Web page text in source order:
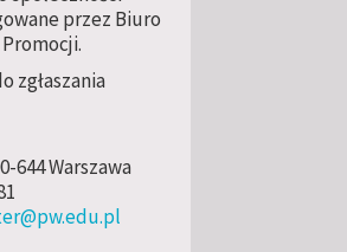
przez Biuro
zgłaszania
644 Warszawa